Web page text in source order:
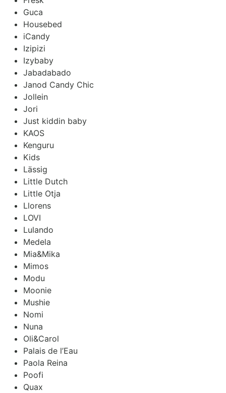
Guca
Housebed
iCandy
Izipizi
Izybaby
Jabadabado
Janod Candy Chic
Jollein
Jori
Just kiddin baby
KAOS
Kenguru
Kids
Lässig
Little Dutch
Little Otja
Llorens
LOVI
Lulando
Medela
Mia&Mika
Mimos
Modu
Moonie
Mushie
Nomi
Nuna
Oli&Carol
Palais de l’Eau
Paola Reina
Poofi
Quax